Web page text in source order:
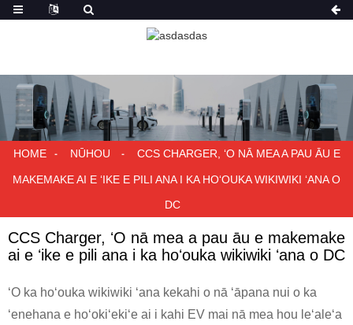
HOME NŪHOU CCS CHARGER, ʻO NĀ MEA A PAU ĀU E
MAKEMAKE AI E ʻIKE E PILI ANA I KA HOʻOUKA WIKIWIKI ʻANA O
DC
CCS Charger, ʻO nā mea a pau āu e makemake
ai e ʻike e pili ana i ka hoʻouka wikiwiki ʻana o DC
ʻO ka hoʻouka wikiwiki ʻana kekahi o nā ʻāpana nui o ka
ʻenehana e hoʻokiʻekiʻe ai i kahi EV mai nā mea hou leʻaleʻa